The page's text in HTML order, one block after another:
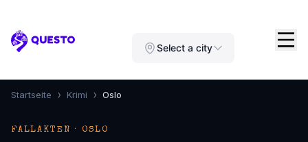
Questo Select a city
Startseite › Krimi › Oslo
FALLAKTEN · OSLO